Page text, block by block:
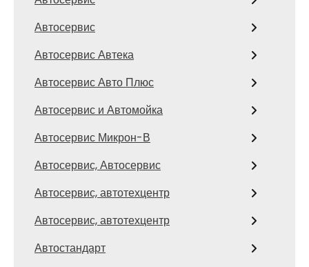
Автосервис
Автосервис Автека
Автосервис Авто Плюс
Автосервис и Автомойка
Автосервис Микрон-В
Автосервис, Автосервис
Автосервис, автотехцентр
Автосервис, автотехцентр
Автостандарт